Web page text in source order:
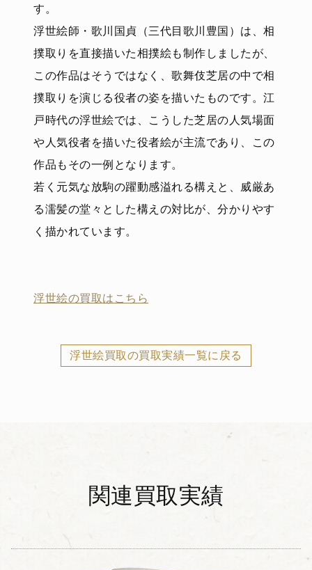
す。
浮世絵師・歌川国貞（三代目歌川豊国）は、相
撲取りを直接描いた相撲絵も制作しましたが、
この作品はそうではなく、歌舞伎芝居の中で相
撲取りを演じる役者の姿を描いたものです。江
戸時代の浮世絵では、こうした芝居の人気場面
や人気役者を描いた役者絵が主流であり、この
作品もその一例となります。
若く元気な放駒の躍動感溢れる構えと、威厳あ
る濡髪の堂々とした構えの対比が、分かりやす
く描かれています。
浮世絵の買取はこちら
浮世絵買取の買取実績一覧に戻る
関連買取実績